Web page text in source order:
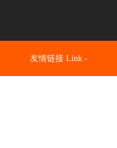
友情链接 Link -